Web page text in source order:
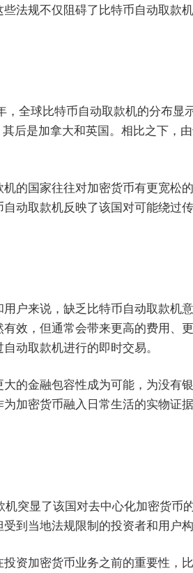
法规不仅阻碍了比特币自动取款
全球比特币自动取款机的分布显
后是加拿大和英国。相比之下，
的国家往往对加密货币有更宽松
动取款机反映了该国对可能绕过
户来说，缺乏比特币自动取款机
效，但通常会带来更高的费用、
动取款机进行的即时交易。
的金融包容性成为可能，为没有
加密货币融入日常生活的实物证
突显了该国对去中心化加密货币
到当地法规限制的投资者和用户构
资加密货币业务之前的重要性，